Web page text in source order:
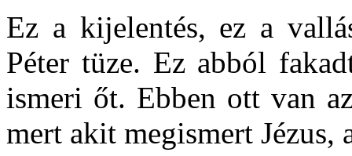
Ez a kijelentés, ez a
Péter tüze. Ez abból
ismeri őt. Ebben ott van
mert akit megismert Jézus,